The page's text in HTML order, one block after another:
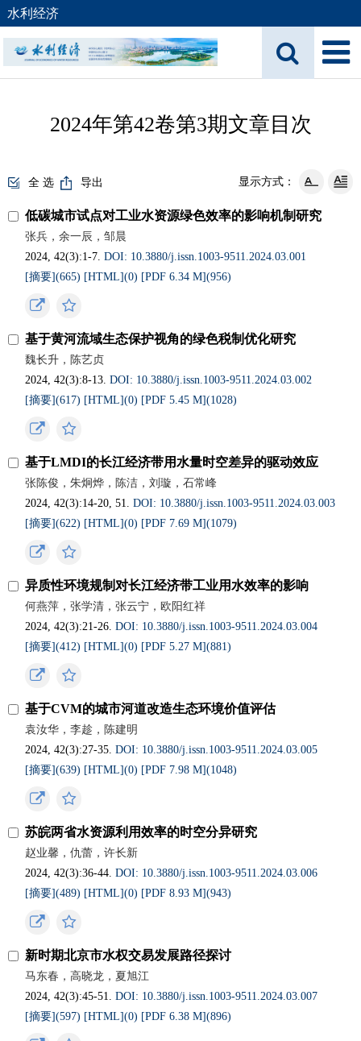
水利经济
2024年第42卷第3期文章目次
全 选 导出 显示方式：
低碳城市试点对工业水资源绿色效率的影响机制研究
张兵，余一辰，邹晨
2024, 42(3):1-7.DOI: 10.3880/j.issn.1003-9511.2024.03.001
[摘要](665) [HTML](0) [PDF 6.34 M](956)
基于黄河流域生态保护视角的绿色税制优化研究
魏长升，陈艺贞
2024, 42(3):8-13.DOI: 10.3880/j.issn.1003-9511.2024.03.002
[摘要](617) [HTML](0) [PDF 5.45 M](1028)
基于LMDI的长江经济带用水量时空差异的驱动效应
张陈俊，朱炯烨，陈洁，刘璇，石常峰
2024, 42(3):14-20, 51.DOI: 10.3880/j.issn.1003-9511.2024.03.003
[摘要](622) [HTML](0) [PDF 7.69 M](1079)
异质性环境规制对长江经济带工业用水效率的影响
何燕萍，张学清，张云宁，欧阳红祥
2024, 42(3):21-26.DOI: 10.3880/j.issn.1003-9511.2024.03.004
[摘要](412) [HTML](0) [PDF 5.27 M](881)
基于CVM的城市河道改造生态环境价值评估
袁汝华，李趁，陈建明
2024, 42(3):27-35.DOI: 10.3880/j.issn.1003-9511.2024.03.005
[摘要](639) [HTML](0) [PDF 7.98 M](1048)
苏皖两省水资源利用效率的时空分异研究
赵业馨，仇蕾，许长新
2024, 42(3):36-44.DOI: 10.3880/j.issn.1003-9511.2024.03.006
[摘要](489) [HTML](0) [PDF 8.93 M](943)
新时期北京市水权交易发展路径探讨
马东春，高晓龙，夏旭江
2024, 42(3):45-51.DOI: 10.3880/j.issn.1003-9511.2024.03.007
[摘要](597) [HTML](0) [PDF 6.38 M](896)